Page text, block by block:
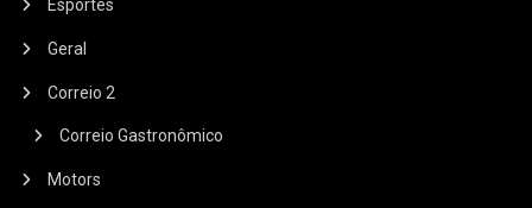
Esportes
Geral
Correio 2
Correio Gastronômico
Motors